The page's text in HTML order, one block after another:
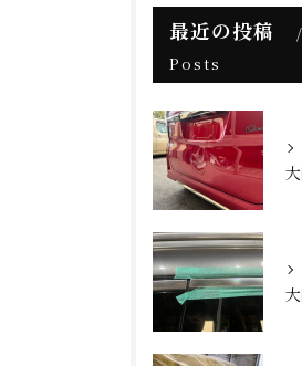
最近の投稿
Posts